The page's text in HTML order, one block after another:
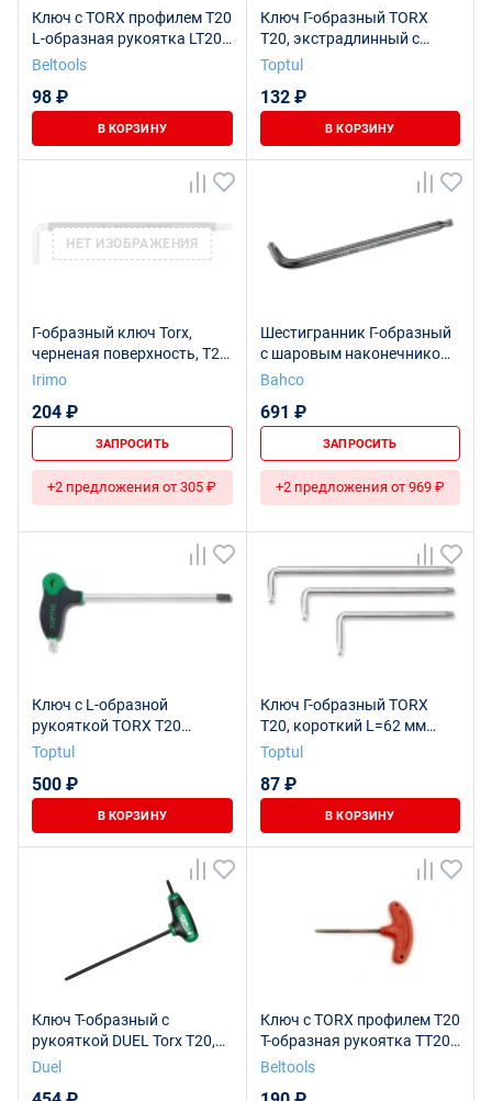
Ключ с TORX профилем T20
L-образная рукоятка LT20
Beltools
Beltools
98 ₽
В КОРЗИНУ
Ключ Г-образный TORX
T20, экстрадлинный с
отверстием L=114 мм
Toptul
132 ₽
В КОРЗИНУ
НЕТ ИЗОБРАЖЕНИЯ
Г-образный ключ Torx,
черненая поверхность, T20
x 95 мм
Irimo
204 ₽
ЗАПРОСИТЬ
+2 предложения от 305 ₽
Шестигранник Г-образный
с шаровым наконечником
под винты TORX, T20
Bahco
691 ₽
ЗАПРОСИТЬ
+2 предложения от 969 ₽
Ключ с L-образной
рукояткой TORX T20
TOPTUL AIED2014
Toptul
500 ₽
В КОРЗИНУ
Ключ Г-образный TORX
T20, короткий L=62 мм
TOPTUL AIAS2006
Toptul
87 ₽
В КОРЗИНУ
Ключ Т-образный с
рукояткой DUEL Torx T20,
DL12-020-150
Duel
Ключ с TORX профилем T20
T-образная рукоятка TT20
Beltools
Beltools